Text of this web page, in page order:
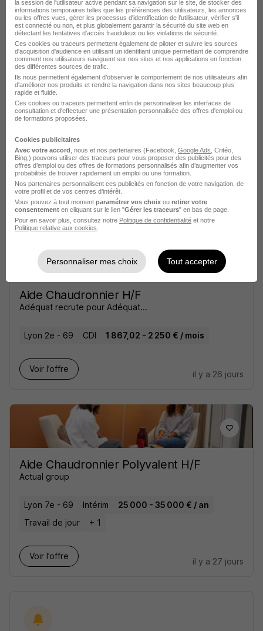
Voir l’offre
il y a 19 jours
Préparateur d'Arrêt H/F
Ekium
Lyon 7e - 69 CDD
Voir l’offre
il y a 26 jours
Aide Chaudronnier H/F
Adéquat recrute pour Adéquat...
Lyon 2e - 69 CDI 1 867,02 - 2 250 € / mois
Voir l’offre
il y a 26 jours
Aide Chaudronnier Polyvalent H/F
Actual group
Lyon 7e - 69 Intérim
25 000 - 35 000 € / an
Travail de jour
+ 1
Voir l’offre
il y a 27 jours
la session de l'utilisateur active pendant sa navigation sur le site, de stocker des
informations temporaires telles que les préférences des utilisateurs, les annonces
ou les offres vues, gérer les processus d'identification de l'utilisateur, vérifier s'il
est connecté ou non, et plus globalement garantir la sécurité du site web en
détectant les tentatives d'accès frauduleux ou les violations de sécurité.
Ces cookies ou traceurs permettent également de piloter et suivre les sources
d'acquisition d'audience en utilisant un identifiant unique permettant de comprendre
comment nos utilisateurs naviguent sur nos sites et nos applications en fonction
des différentes sources de trafic.
Ils nous permettent également d’observer le comportement de nos utilisateurs afin
d'améliorer nos produits et rendre la navigation dans nos sites beaucoup plus
rapide et fluide.
Ces cookies ou traceurs permettent enfin de personnaliser les interfaces de
consultation et d'effectuer une présentation personnalisée des offres d'emploi ou
de formations proposées.
Cookies publicitaires
Avec votre accord , nous et nos partenaires (Facebook, Google Ads , Critéo,
Bing,) pouvons utiliser des traceurs pour vous proposer des publicités pour des
offres d’emploi ou des offres de formations personnalisés afin d’augmenter vos
probabilités de trouver rapidement un emploi ou une formation.
Nos partenaires personnalisent ces publicités en fonction de votre navigation, de
votre profil et de vos centres d’intérêt.
Vous pouvez à tout moment paramétrer vos choix ou retirer votre
consentement en cliquant sur le lien "Gérer les traceurs" en bas de page.
Pour en savoir plus, consultez notre Politique de confidentialité et notre
Politique relative aux cookies
Personnaliser mes choix Tout accepter